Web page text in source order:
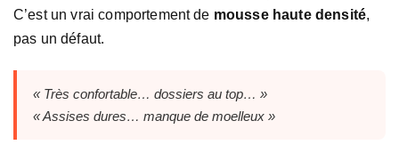
C’est un vrai comportement de mousse haute densité,
pas un défaut.
« Très confortable… dossiers au top… »
« Assises dures… manque de moelleux »